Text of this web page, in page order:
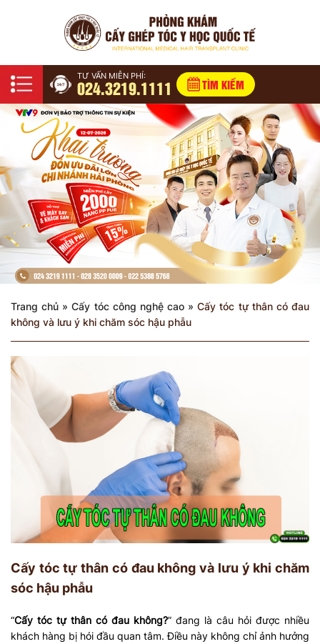
TƯ VẤN MIỄN PHÍ:
024.3219.1111 TÌM KIẾM
Trang chủ »Cấy tóc công nghệ cao »Cấy tóc tự thân có đau
không và lưu ý khi chăm sóc hậu phẫu
Cấy tóc tự thân có đau không và lưu ý khi chăm
sóc hậu phẫu
“Cấy tóc tự thân có đau không?” đang là câu hỏi được nhiều
khách hàng bị hói đầu quan tâm. Điều này không chỉ ảnh hưởng